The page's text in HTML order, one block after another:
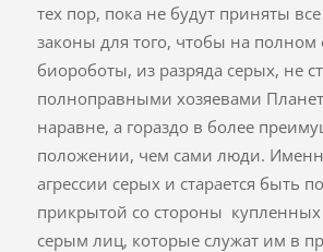
тех пор, пока не будут приняты
законы для того, чтобы на полном
биороботы, из разряда серых, не
полноправными хозяевами
наравне, а гораздо в более
положении, чем сами люди.
агрессии серых и старается быть
прикрытой со стороны
серым лиц, которые служат им в